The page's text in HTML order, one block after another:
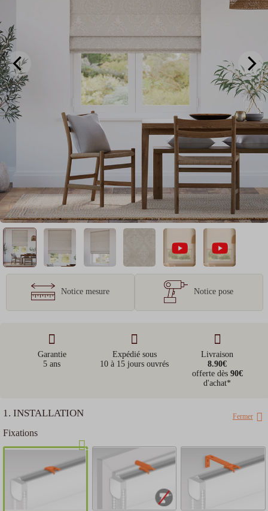
Notice mesure Notice pose
Garantie
5 ans
Expédié sous
10 à 15 jours ouvrés
Livraison
8.90€
offerte dès 90€
d'achat*
1. INSTALLATION Fermer
Fixations